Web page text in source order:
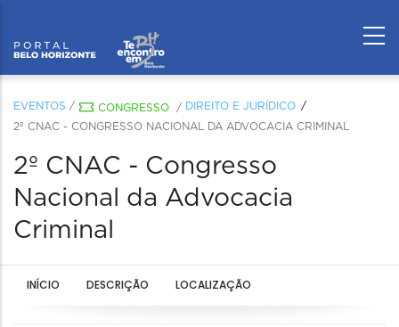
EVENTOS / CONGRESSO / DIREITO E JURÍDICO
2º CNAC - CONGRESSO NACIONAL DA ADVOCACIA CRIMINAL
2º CNAC - Congresso
Nacional da Advocacia
Criminal
INÍCIO DESCRIÇÃO LOCALIZAÇÃO